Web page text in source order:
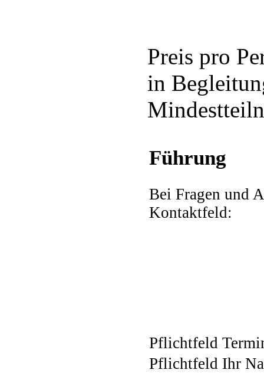
Preis pro
in
Führung
Bei Fragen und
Kontaktfeld:
Pflichtfeld
Pflichtfeld Ihr